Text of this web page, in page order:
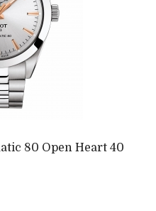
80 Open Heart 40